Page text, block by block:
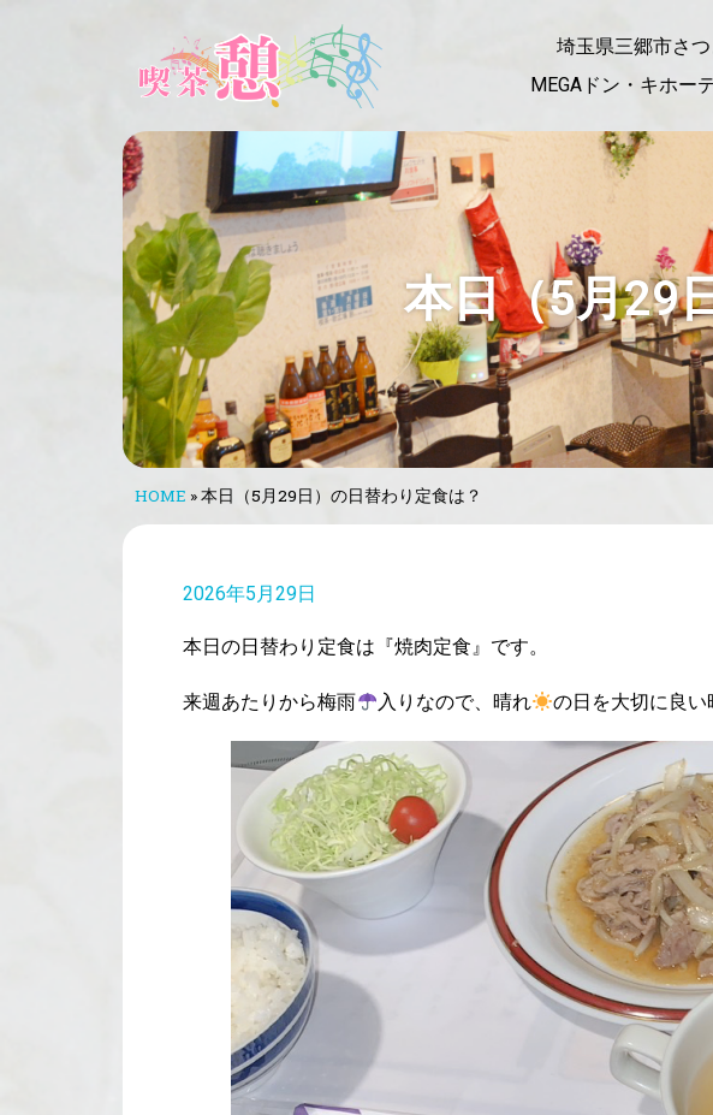
埼玉県三郷市さ
MEGAドン・キホー
本日（5月29
HOME »本日（5月29日）の日替わり定食は？
2026年5月29日
本日の日替わり定食は『焼肉定食』です。
来週あたりから梅雨 入りなので、晴れ の日を大切に良い